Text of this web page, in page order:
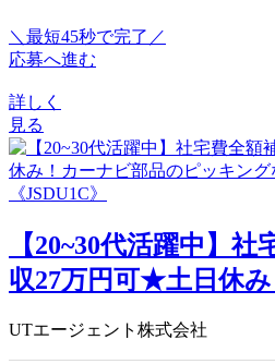
＼最短45秒で完了／
応募へ進む
詳しく
見る
【20~30代活躍中】
収27万円可★土日休
UTエージェント株式会社